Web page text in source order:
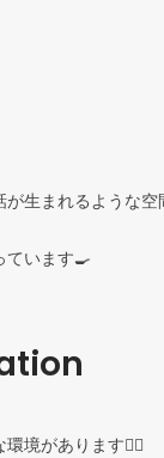
生まれるような
ています🍳
境があります❤️‍🔥